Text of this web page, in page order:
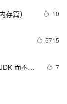
存篇） 10
5715
而不是
7
JDK